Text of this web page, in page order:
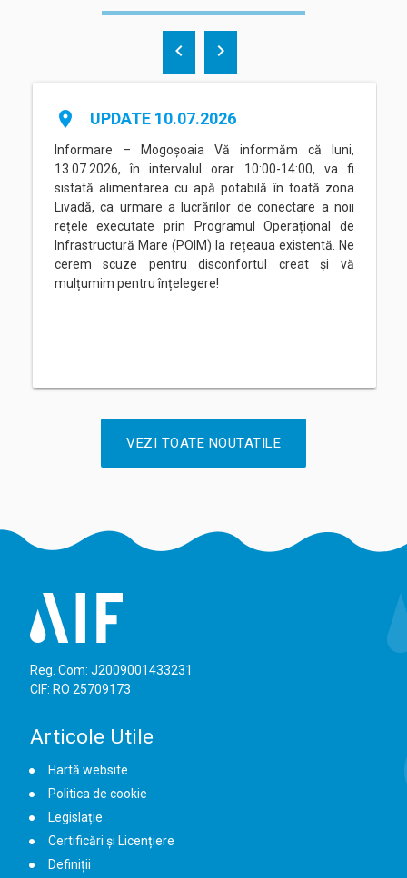
place UPDATE 10.07.2026
Informare – Mogoșoaia Vă informăm că luni,
13.07.2026, în intervalul orar 10:00-14:00, va fi
sistată alimentarea cu apă potabilă în toată zona
Livadă, ca urmare a lucrărilor de conectare a noii
rețele executate prin Programul Operațional de
Infrastructură Mare (POIM) la rețeaua existentă. Ne
cerem scuze pentru disconfortul creat și vă
mulțumim pentru înțelegere!
chevron_left chevron_right
VEZI TOATE NOUTATILE
Reg. Com: J2009001433231
CIF: RO 25709173
Articole Utile
Hartă website
Politica de cookie
Legislație
Certificări și Licențiere
Definiții